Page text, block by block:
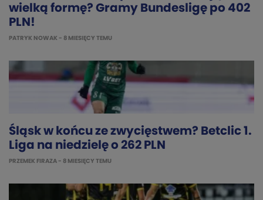
wielką formę? Gramy Bundesligę po 402
PLN!
PATRYK NOWAK - 8 MIESIĘCY TEMU
Śląsk w końcu ze zwycięstwem? Betclic 1.
Liga na niedzielę o 262 PLN
PRZEMEK FIRAZA - 8 MIESIĘCY TEMU